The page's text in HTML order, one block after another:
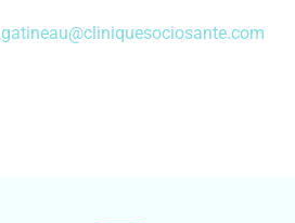
gatineau@cliniquesociosante.com